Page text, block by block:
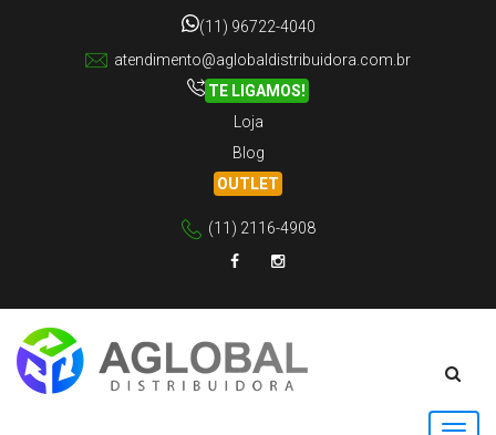
(11) 96722-4040
atendimento@aglobaldistribuidora.com.br
TE LIGAMOS!
Loja
Blog
OUTLET
(11) 2116-4908